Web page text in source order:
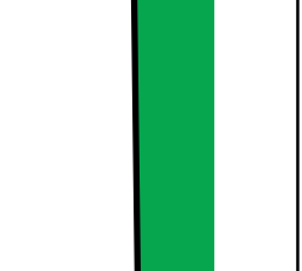
er en ultra-tynd loftsplade lamper
aluminium Armaturet har en
en stilfuld accent dit hjem ved
Læs mere om produktet
er en ultra-tynd loftsplade lamper